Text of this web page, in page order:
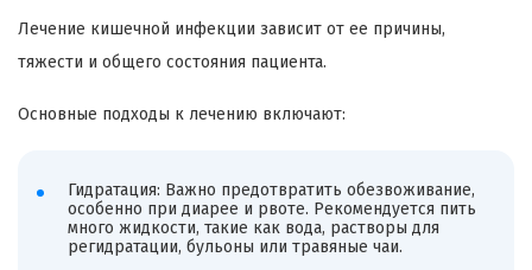
Лечение кишечной инфекции зависит от ее причины,
тяжести и общего состояния пациента.
Основные подходы к лечению включают:
Гидратация: Важно предотвратить обезвоживание,
особенно при диарее и рвоте. Рекомендуется пить
много жидкости, такие как вода, растворы для
регидратации, бульоны или травяные чаи.